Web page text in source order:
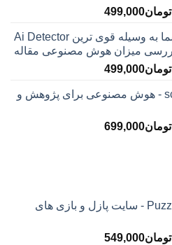
تومان399,000
تومان499,000محدوده
تومان199,000
تا
تومان499,000
بررسی مقالات شما به وسیله قوی ترین Ai Detector
تومان499,000محدوده
تومان299,000
تومان499,000
اکانت پرمیوم scite - هوش مصنوعی برای پژوهش و
تومان699,000محدوده
اکانت پرمیوم Puzzmo - سایت پازل و بازی های
تومان549,000محدوده